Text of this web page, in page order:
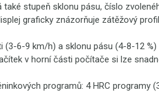
také stupeň sklonu pásu, číslo
graficky znázorňuje zátěžový
(3-6-9 km/h) a sklonu pásu (4-8-12
v horní části počítače si lze
programů: 4 HRC programy